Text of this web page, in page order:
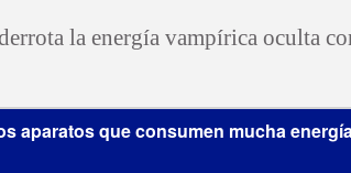
la energía vampírica oculta
aparatos que consumen mucha